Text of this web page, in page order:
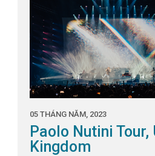
05 THÁNG NĂM, 2023
Paolo Nutini Tour,
Kingdom